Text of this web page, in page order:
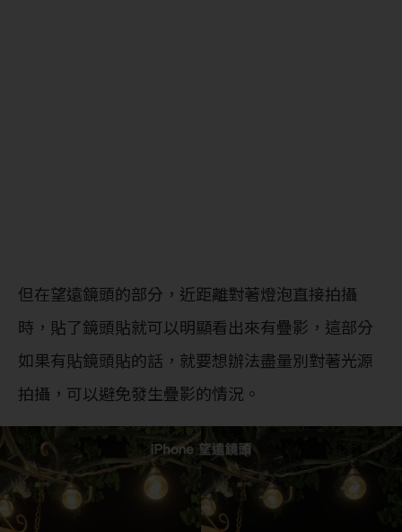
但在望遠鏡頭的部分，近距離對著燈泡直接拍攝
時，貼了鏡頭貼就可以明顯看出來有疊影，這部分
如果有貼鏡頭貼的話，就要想辦法盡量別對著光源
拍攝，可以避免發生疊影的情況。